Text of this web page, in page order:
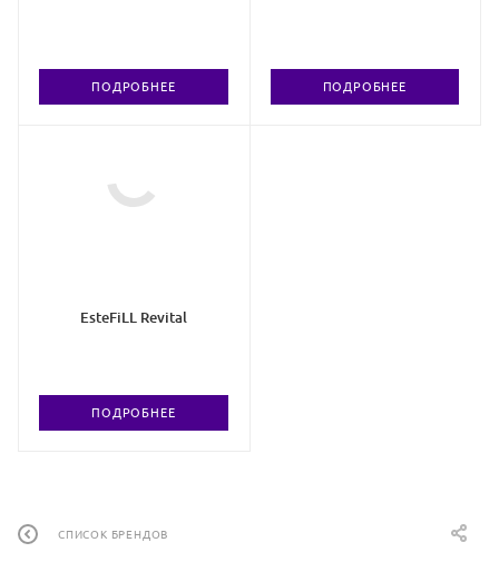
ПОДРОБНЕЕ ПОДРОБНЕЕ
EsteFiLL Revital
ПОДРОБНЕЕ
СПИСОК БРЕНДОВ